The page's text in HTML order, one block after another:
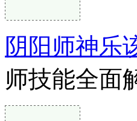
阴阳师神乐
师技能全面